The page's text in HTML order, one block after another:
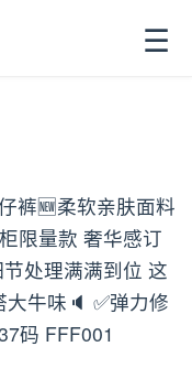
☰
裤🆕柔软亲肤面料
限量款 奢华感订
处理满满到位 这
牛味🔈 ✅弹力修
码 FFF001